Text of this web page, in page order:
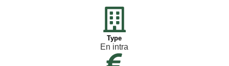
Type
En intra